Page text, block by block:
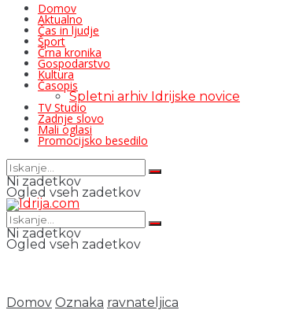
Domov
Aktualno
Čas in ljudje
Šport
Črna kronika
Gospodarstvo
Kultura
Časopis
Spletni arhiv Idrijske novice
TV Studio
Zadnje slovo
Mali oglasi
Promocijsko besedilo
Ni zadetkov
Ogled vseh zadetkov
Ni zadetkov
Ogled vseh zadetkov
Domov Oznaka ravnateljica